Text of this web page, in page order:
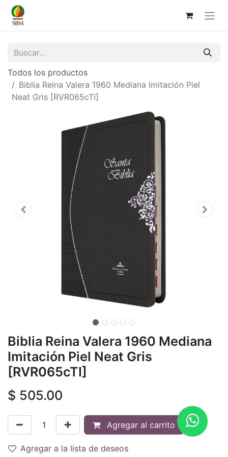
Todos los productos
Biblia Reina Valera 1960 Mediana Imitación Piel
Neat Gris [RVR065cTI]
Biblia Reina Valera 1960 Mediana
Imitación Piel Neat Gris
[RVR065cTI]
$ 505.00
Agregar al carrito
Agregar a la lista de deseos